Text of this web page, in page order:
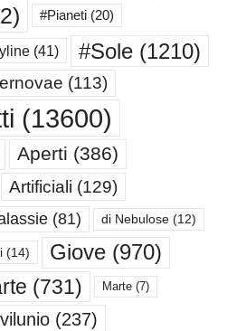
#Pianeti (20)
(41) #Sole (1210)
(113)
(13600)
Aperti (386)
Artificiali (129)
(81) di Nebulose (12)
(14) Giove (970)
(731) Marte (7)
(237)